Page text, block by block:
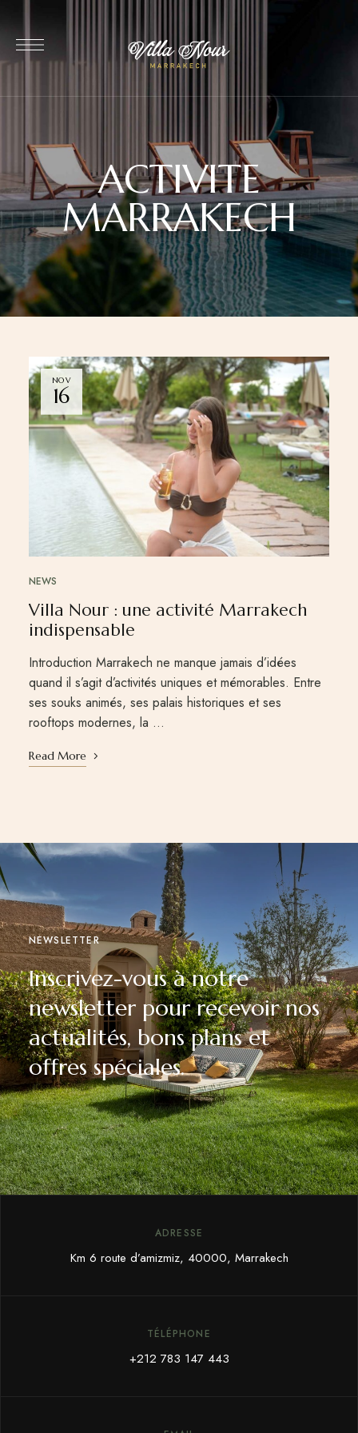
ACTIVITE
MARRAKECH
NOV
16
NEWS
Villa Nour : une activité Marrakech
indispensable
Introduction Marrakech ne manque jamais d’idées
quand il s’agit d’activités uniques et mémorables. Entre
ses souks animés, ses palais historiques et ses
rooftops modernes, la …
Read More
NEWSLETTER
Inscrivez-vous à notre
newsletter pour recevoir nos
actualités, bons plans et
offres spéciales.
ADRESSE
Km 6 route d’amizmiz, 40000, Marrakech
TÉLÉPHONE
+212 783 147 443